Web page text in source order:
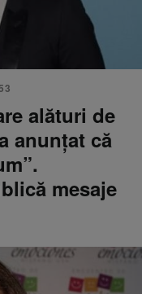
alături de
anunțat că
mesaje